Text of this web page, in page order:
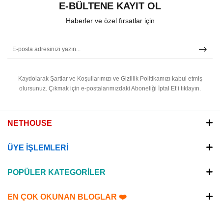
E-BÜLTENE KAYIT OL
Haberler ve özel fırsatlar için
Kaydolarak Şartlar ve Koşullarımızı ve Gizlilik Politikamızı kabul etmiş
olursunuz. Çıkmak için e-postalarımızdaki Aboneliği İptal Et’i tıklayın.
NETHOUSE
ÜYE İŞLEMLERİ
POPÜLER KATEGORİLER
EN ÇOK OKUNAN BLOGLAR ❤️